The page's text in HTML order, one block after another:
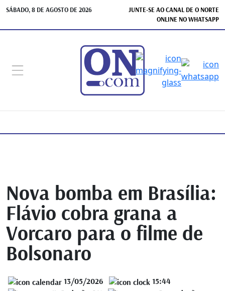
SÁBADO, 8 DE AGOSTO DE 2026
JUNTE-SE AO CANAL DE O NORTE
ONLINE NO WHATSAPP
Nova bomba em Brasília:
Flávio cobra grana a
Vorcaro para o filme de
Bolsonaro
13/05/2026
15:44